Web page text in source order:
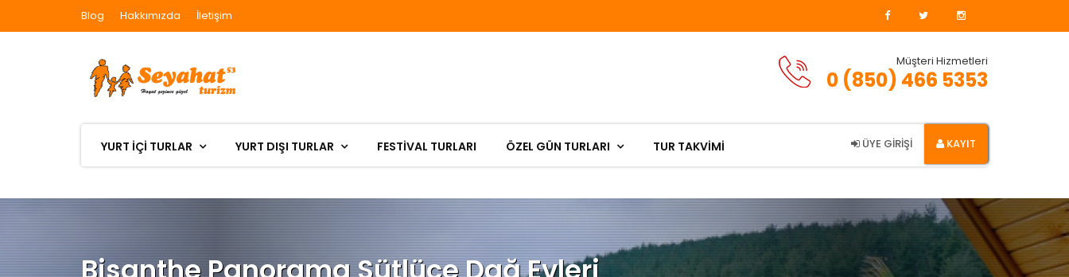
Blog Hakkımızda İletişim
Müşteri Hizmetleri
0 (850) 466 5353
YURT İÇİ TURLAR YURT DIŞI TURLAR FESTIVAL TURLARI ÖZEL GÜN TURLARI TUR TAKVİMİ ÜYE GİRİŞİ KAYIT